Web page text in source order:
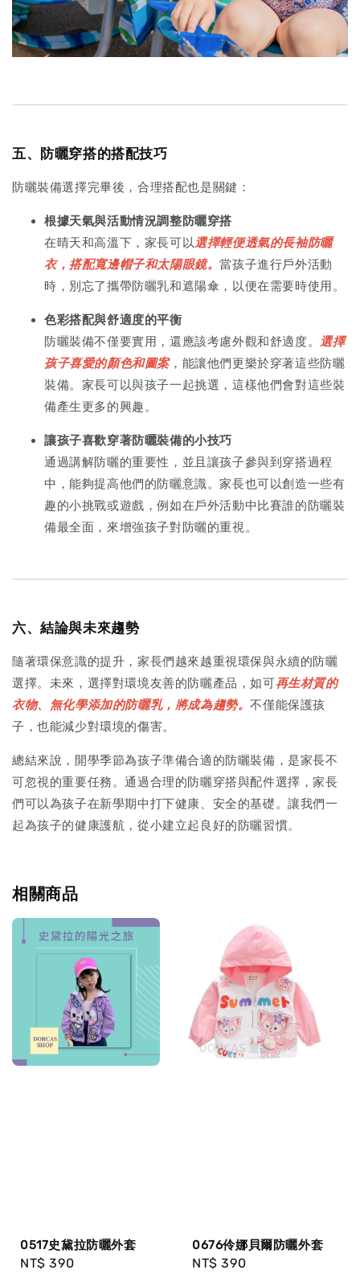
五、防曬穿搭的搭配技巧
防曬裝備選擇完畢後，合理搭配也是關鍵：
根據天氣與活動情況調整防曬穿搭
在晴天和高溫下，家長可以選擇輕便透氣的長袖防曬
衣，搭配寬邊帽子和太陽眼鏡。當孩子進行戶外活動
時，別忘了攜帶防曬乳和遮陽傘，以便在需要時使用。
色彩搭配與舒適度的平衡
防曬裝備不僅要實用，還應該考慮外觀和舒適度。選擇
孩子喜愛的顏色和圖案，能讓他們更樂於穿著這些防曬
裝備。家長可以與孩子一起挑選，這樣他們會對這些裝
備產生更多的興趣。
讓孩子喜歡穿著防曬裝備的小技巧
通過講解防曬的重要性，並且讓孩子參與到穿搭過程
中，能夠提高他們的防曬意識。家長也可以創造一些有
趣的小挑戰或遊戲，例如在戶外活動中比賽誰的防曬裝
備最全面，來增強孩子對防曬的重視。
六、結論與未來趨勢
隨著環保意識的提升，家長們越來越重視環保與永續的防曬
選擇。未來，選擇對環境友善的防曬產品，如可再生材質的
衣物、無化學添加的防曬乳，將成為趨勢。不僅能保護孩
子，也能減少對環境的傷害。
總結來說，開學季節為孩子準備合適的防曬裝備，是家長不
可忽視的重要任務。通過合理的防曬穿搭與配件選擇，家長
們可以為孩子在新學期中打下健康、安全的基礎。讓我們一
起為孩子的健康護航，從小建立起良好的防曬習慣。
相關商品
0517史黛拉防曬外套
Regular
NT$ 390
0676伶娜貝爾防曬外套
Regular
NT$ 390